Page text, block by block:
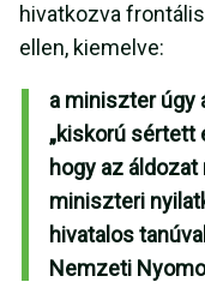
hivatkozva
ellen, kiemelve:
a miniszter úgy
„kiskorú sértett
hogy az
miniszteri
hivatalos
Nemzeti